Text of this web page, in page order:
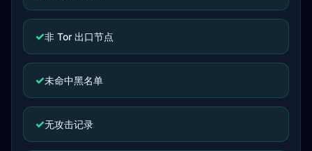
✓非 Tor 出口节点
✓未命中黑名单
✓无攻击记录